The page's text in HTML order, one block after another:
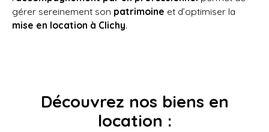
gérer sereinement son patrimoine et d’optimiser la
mise en location à Clichy.
Découvrez nos biens en
location :